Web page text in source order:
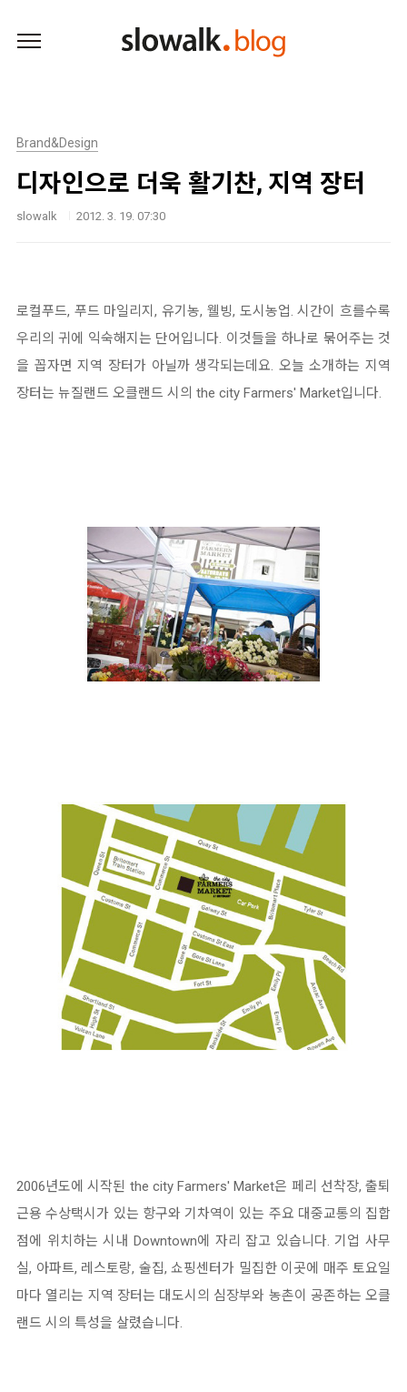
Brand&Design
디자인으로 더욱 활기찬, 지역 장터
slowalk 2012. 3. 19. 07:30
로컬푸드, 푸드 마일리지, 유기농, 웰빙, 도시농업. 시간이 흐를수록
우리의 귀에 익숙해지는 단어입니다. 이것들을 하나로 묶어주는 것
을 꼽자면 지역 장터가 아닐까 생각되는데요. 오늘 소개하는 지역
장터는 뉴질랜드 오클랜드 시의 the city Farmers' Market입니다.
2006년도에 시작된 the city Farmers' Market은 페리 선착장, 출퇴
근용 수상택시가 있는 항구와 기차역이 있는 주요 대중교통의 집합
점에 위치하는 시내 Downtown에 자리 잡고 있습니다. 기업 사무
실, 아파트, 레스토랑, 술집, 쇼핑센터가 밀집한 이곳에 매주 토요일
마다 열리는 지역 장터는 대도시의 심장부와 농촌이 공존하는 오클
랜드 시의 특성을 살렸습니다.